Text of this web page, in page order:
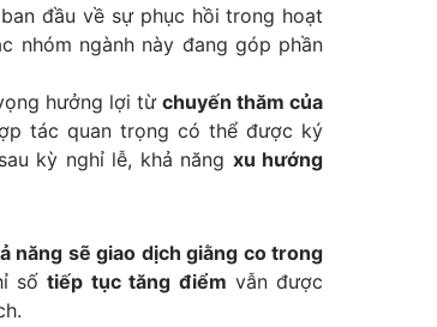
đầu về sự phục hồi trong hoạt
nhóm ngành này đang góp phần
hưởng lợi từchuyến thăm của
tác quan trọng có thể được ký
kỳ nghỉ lễ, khả năng xu hướng
năng sẽ giao dịch giằng co trong
sốtiếp tục tăng điểm vẫn được